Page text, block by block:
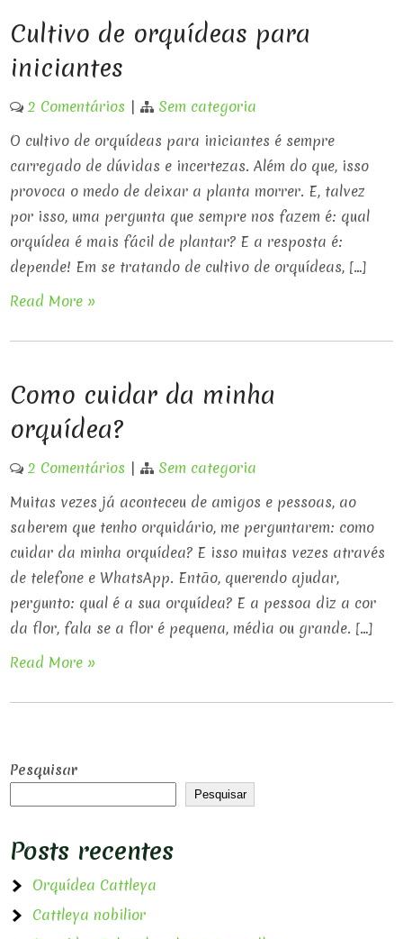
Cultivo de orquídeas para
iniciantes
2 Comentários |
Sem categoria
O cultivo de orquídeas para iniciantes é sempre
carregado de dúvidas e incertezas. Além do que, isso
provoca o medo de deixar a planta morrer. E, talvez
por isso, uma pergunta que sempre nos fazem é: qual
orquídea é mais fácil de plantar? E a resposta é:
depende! Em se tratando de cultivo de orquídeas, […]
Read More »
Como cuidar da minha
orquídea?
2 Comentários |
Sem categoria
Muitas vezes já aconteceu de amigos e pessoas, ao
saberem que tenho orquidário, me perguntarem: como
cuidar da minha orquídea? E isso muitas vezes através
de telefone e WhatsApp. Então, querendo ajudar,
pergunto: qual é a sua orquídea? E a pessoa diz a cor
da flor, fala se a flor é pequena, média ou grande. […]
Read More »
Pesquisar
Pesquisar
Posts recentes
Orquídea Cattleya
Cattleya nobilior